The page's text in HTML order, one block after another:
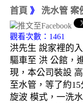
首頁 》 洗水管 案
觀看次數：1461
洪先生 說家裡的
驅車至 洪 公館，
現，本公司裝設
至水管，等了約
旋波 模式，一洗